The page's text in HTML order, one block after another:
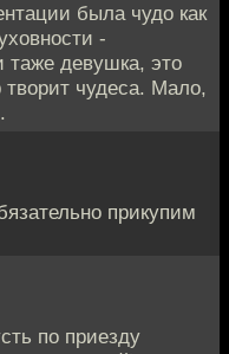
была чудо как
-
таже девушка, это
творит чудеса. Мало,
прикупим
по приезду